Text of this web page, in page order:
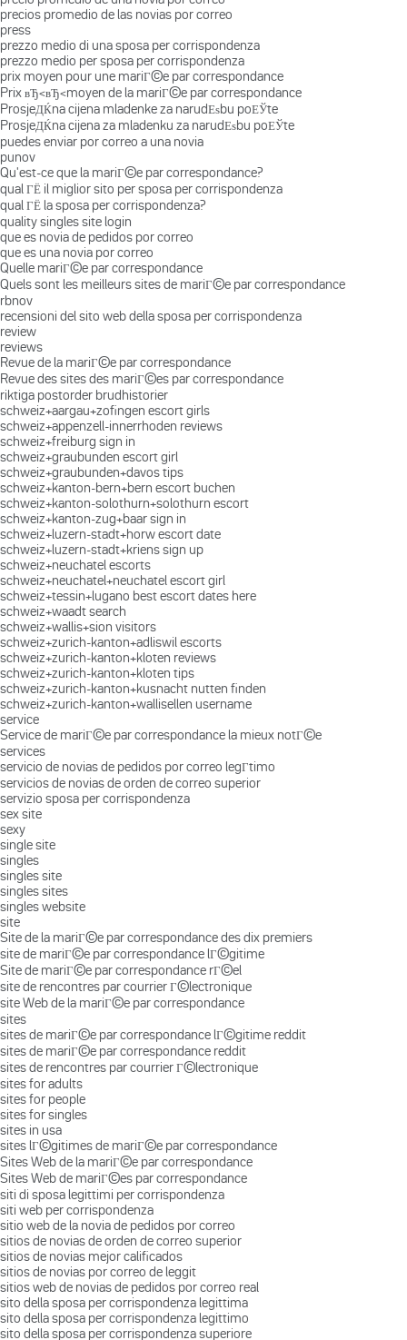
precios promedio de las novias por correo
press
prezzo medio di una sposa per corrispondenza
prezzo medio per sposa per corrispondenza
prix moyen pour une mariГ©e par correspondance
Prix вЂ‹вЂ‹moyen de la mariГ©e par correspondance
ProsjeДЌna cijena mladenke za narudЕѕbu poЕЎte
ProsjeДЌna cijena za mladenku za narudЕѕbu poЕЎte
puedes enviar por correo a una novia
punov
Qu'est-ce que la mariГ©e par correspondance?
qual ГЁ il miglior sito per sposa per corrispondenza
qual ГЁ la sposa per corrispondenza?
quality singles site login
que es novia de pedidos por correo
que es una novia por correo
Quelle mariГ©e par correspondance
Quels sont les meilleurs sites de mariГ©e par correspondance
rbnov
recensioni del sito web della sposa per corrispondenza
review
reviews
Revue de la mariГ©e par correspondance
Revue des sites des mariГ©es par correspondance
riktiga postorder brudhistorier
schweiz+aargau+zofingen escort girls
schweiz+appenzell-innerrhoden reviews
schweiz+freiburg sign in
schweiz+graubunden escort girl
schweiz+graubunden+davos tips
schweiz+kanton-bern+bern escort buchen
schweiz+kanton-solothurn+solothurn escort
schweiz+kanton-zug+baar sign in
schweiz+luzern-stadt+horw escort date
schweiz+luzern-stadt+kriens sign up
schweiz+neuchatel escorts
schweiz+neuchatel+neuchatel escort girl
schweiz+tessin+lugano best escort dates here
schweiz+waadt search
schweiz+wallis+sion visitors
schweiz+zurich-kanton+adliswil escorts
schweiz+zurich-kanton+kloten reviews
schweiz+zurich-kanton+kloten tips
schweiz+zurich-kanton+kusnacht nutten finden
schweiz+zurich-kanton+wallisellen username
service
Service de mariГ©e par correspondance la mieux notГ©e
services
servicio de novias de pedidos por correo legГ­timo
servicios de novias de orden de correo superior
servizio sposa per corrispondenza
sex site
sexy
single site
singles
singles site
singles sites
singles website
site
Site de la mariГ©e par correspondance des dix premiers
site de mariГ©e par correspondance lГ©gitime
Site de mariГ©e par correspondance rГ©el
site de rencontres par courrier Г©lectronique
site Web de la mariГ©e par correspondance
sites
sites de mariГ©e par correspondance lГ©gitime reddit
sites de mariГ©e par correspondance reddit
sites de rencontres par courrier Г©lectronique
sites for adults
sites for people
sites for singles
sites in usa
sites lГ©gitimes de mariГ©e par correspondance
Sites Web de la mariГ©e par correspondance
Sites Web de mariГ©es par correspondance
siti di sposa legittimi per corrispondenza
siti web per corrispondenza
sitio web de la novia de pedidos por correo
sitios de novias de orden de correo superior
sitios de novias mejor calificados
sitios de novias por correo de leggit
sitios web de novias de pedidos por correo real
sito della sposa per corrispondenza legittima
sito della sposa per corrispondenza legittimo
sito della sposa per corrispondenza superiore